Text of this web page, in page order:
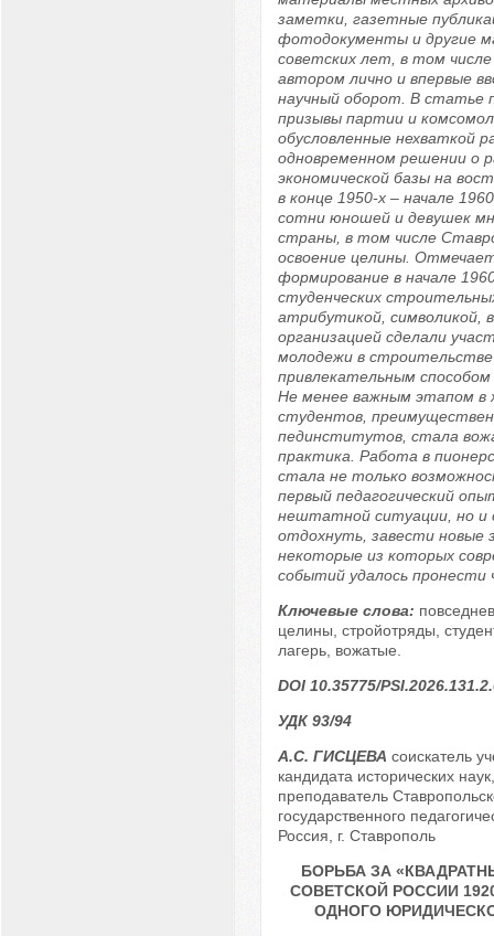
заметки, газетные
фотодокументы и другие
советских лет, в том
автором лично и впервые
научный оборот. В статье
призывы партии и
обусловленные нехваткой
одновременном решении о
экономической базы на
в конце 1950-х – начале
сотни юношей и девушек
страны, в том числе
освоение целины.
формирование в начале
студенческих
атрибутикой, символикой,
организацией сделали
молодежи в
привлекательным
Не менее важным этапом в
студентов,
пединститутов, стала
практика. Работа в
стала не только
первый педагогический
нештатной ситуации, но и
отдохнуть, завести новые
некоторые из которых
событий удалось пронести
Ключевые слова:
целины, стройотряды,
лагерь, вожатые.
DOI 10.35775/
УДК 93/94
А.С. ГИСЦЕВА соискатель
кандидата исторических
преподаватель
государственного
Россия, г. Ставрополь
БОРЬБА ЗА
СОВЕТСКОЙ РОССИИ
ОДНОГО